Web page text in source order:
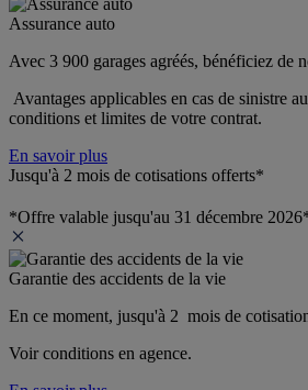
Assurance auto
Avec 3 900 garages agréés, bénéficiez de
Avantages applicables en cas de sinistre
conditions et limites de votre contrat.
En savoir plus
Jusqu'à 2 mois de cotisations offerts*
*Offre valable jusqu'au 31 décembre
Garantie des accidents de la vie
En ce moment, jusqu'à 2  mois de
Voir conditions en agence.